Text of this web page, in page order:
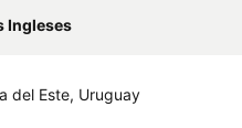
Ingleses
del Este, Uruguay